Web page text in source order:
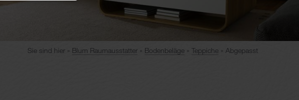
Blum Raumausstatter Bodenbeläge Teppiche Abgepasst
Sie sind hier